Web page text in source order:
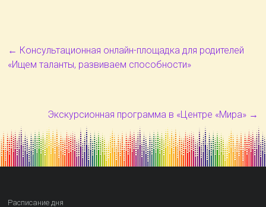
← Консультационная онлайн-площадка для родителей
«Ищем таланты, развиваем способности»
Экскурсионная программа в «Центре «Мира» →
Расписание дня